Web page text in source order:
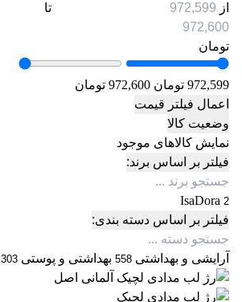
از
تا
تومان
972,599 تومان
972,600 تومان
اعمال فیلتر قیمت
وضعیت کالا
نمایش کالاهای موجود
فیلتر بر اساس برند:
IsaDora 2
فیلتر بر اساس دسته بندی:
آرایشی و بهداشتی 558 بهداشتی و پوستی 303